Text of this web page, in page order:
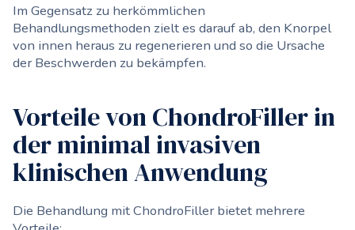
Im Gegensatz zu herkömmlichen
Behandlungsmethoden zielt es darauf ab, den Knorpel
von innen heraus zu regenerieren und so die Ursache
der Beschwerden zu bekämpfen.
Vorteile von ChondroFiller in
der minimal invasiven
klinischen Anwendung
Die Behandlung mit ChondroFiller bietet mehrere